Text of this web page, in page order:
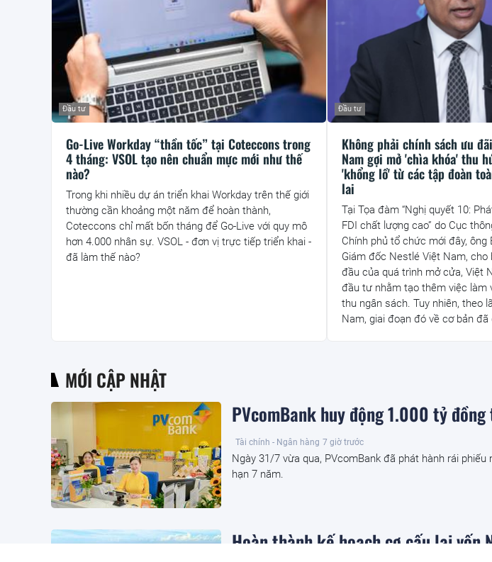
Go-Live Workday “thần tốc” tại Coteccons trong
4 tháng: VSOL tạo nên chuẩn mực mới như thế
nào?
Đầu tư
Trong khi nhiều dự án triển khai Workday trên thế giới
thường cần khoảng một năm để hoàn thành,
Coteccons chỉ mất bốn tháng để Go-Live với quy mô
hơn 4.000 nhân sự. VSOL - đơn vị trực tiếp triển khai -
đã làm thế nào?
Không phải chính sách ưu
Nam gợi mở 'chìa khóa' thu
'khổng lồ' từ các tập đoàn
lai
Đầu tư
Tại Tọa đàm “Nghị quyết 10:
FDI chất lượng cao” do Cục
Chính phủ tổ chức mới đây, ông
Giám đốc Nestlé Việt Nam, cho
đầu của quá trình mở cửa, Việt
đầu tư nhằm tạo thêm việc làm
thu ngân sách. Tuy nhiên, theo
Nam, giai đoạn đó về cơ bản đã
MỚI CẬP NHẬT
PVcomBank huy động 1.000 tỷ
Tài chính - Ngân hàng 7 giờ trước
Ngày 31/7 vừa qua, PVcomBank đã phát hành rái
hạn 7 năm.
Hoàn thành kế hoạch cơ cấu lại vốn